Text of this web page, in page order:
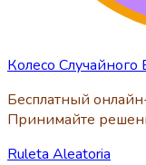
Колесо Случайного
Бесплатный
Принимайте
Ruleta Aleatoria